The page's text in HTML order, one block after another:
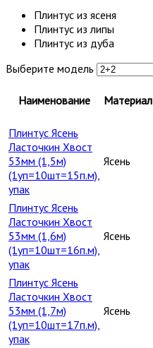
Плинтус из ясеня
Плинтус из липы
Плинтус из дуба
Выберите модель
Наименование Материал
Плинтус Ясень
Ласточкин Хвост
53мм (1,5м)
(1уп=10шт=15п.м),
упак
Ясень
Плинтус Ясень
Ласточкин Хвост
53мм (1,6м)
(1уп=10шт=16п.м),
упак
Ясень
Плинтус Ясень
Ласточкин Хвост
53мм (1,7м)
(1уп=10шт=17п.м),
упак
Ясень